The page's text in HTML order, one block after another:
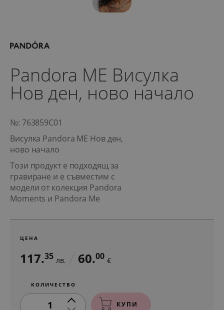
Pandora ME Висулка
Нов ден, ново начало
№: 763859C01
Висулка Pandora ME Нов ден,
ново начало
Този продукт е подходящ за
гравиране и е съвместим с
модели от колекция Pandora
Moments и Pandora Me
ЦЕНА
117.35 лв. 60.00 €
КОЛИЧЕСТВО
1 КУПИ